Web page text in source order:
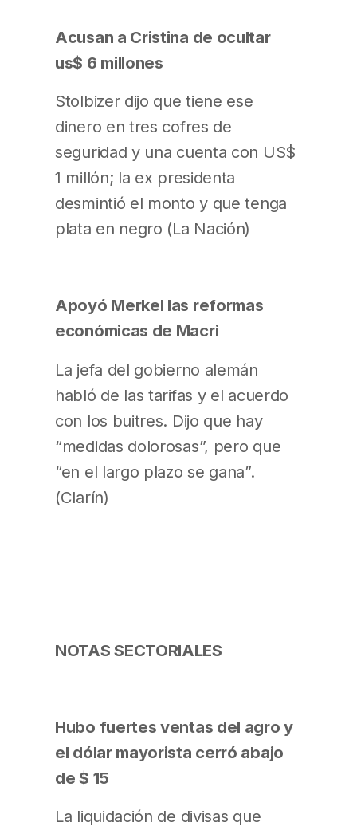
Acusan a Cristina de ocultar
us$ 6 millones
Stolbizer dijo que tiene ese
dinero en tres cofres de
seguridad y una cuenta con US$
1 millón; la ex presidenta
desmintió el monto y que tenga
plata en negro (La Nación)
Apoyó Merkel las reformas
económicas de Macri
La jefa del gobierno alemán
habló de las tarifas y el acuerdo
con los buitres. Dijo que hay
“medidas dolorosas”, pero que
“en el largo plazo se gana”.
(Clarín)
NOTAS SECTORIALES
Hubo fuertes ventas del agro y
el dólar mayorista cerró abajo
de $ 15
La liquidación de divisas que